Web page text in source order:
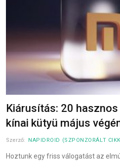
Kiárusítás: 20
kínai kütyü május
Szerző: NAPIDROID (SZPONZORÁLT
Hoztunk egy friss válogatást az